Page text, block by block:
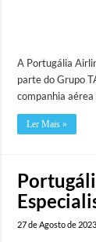
A Portugália
parte do Grupo
companhia
Ler Mais »
27 de Agosto de 2023